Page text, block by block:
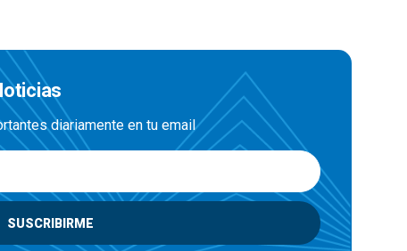
diariamente en tu email
SUSCRIBIRME